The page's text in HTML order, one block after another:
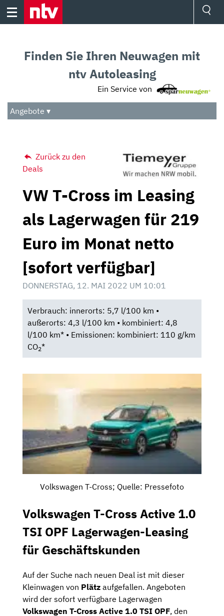
Skip
Audio
Das Beste
Finden Sie Ihren Neuwagen mit
ntv Autoleasing
Ein Service von
Angebote ▾
Zurück zu den
Deals
VW T-Cross im Leasing
als Lagerwagen für 219
Euro im Monat netto
[sofort verfügbar]
DONNERSTAG, 12. MAI 2022 UM 10:01
Verbrauch: innerorts: 5,7 l/100 km •
außerorts: 4,3 l/100 km • kombiniert: 4,8
l/100 km* • Emissionen: kombiniert: 110 g/km
CO2*
Volkswagen T-Cross; Quelle: Pressefoto
Volkswagen T-Cross Active 1.0
TSI OPF Lagerwagen-Leasing
für Geschäftskunden
Auf der Suche nach neuen Deal ist mit dieser
Kleinwagen von Plätz aufgefallen. Angeboten
wird der sofort verfügbare Lagerwagen
Volkswagen T-Cross Active 1.0 TSI OPF, den